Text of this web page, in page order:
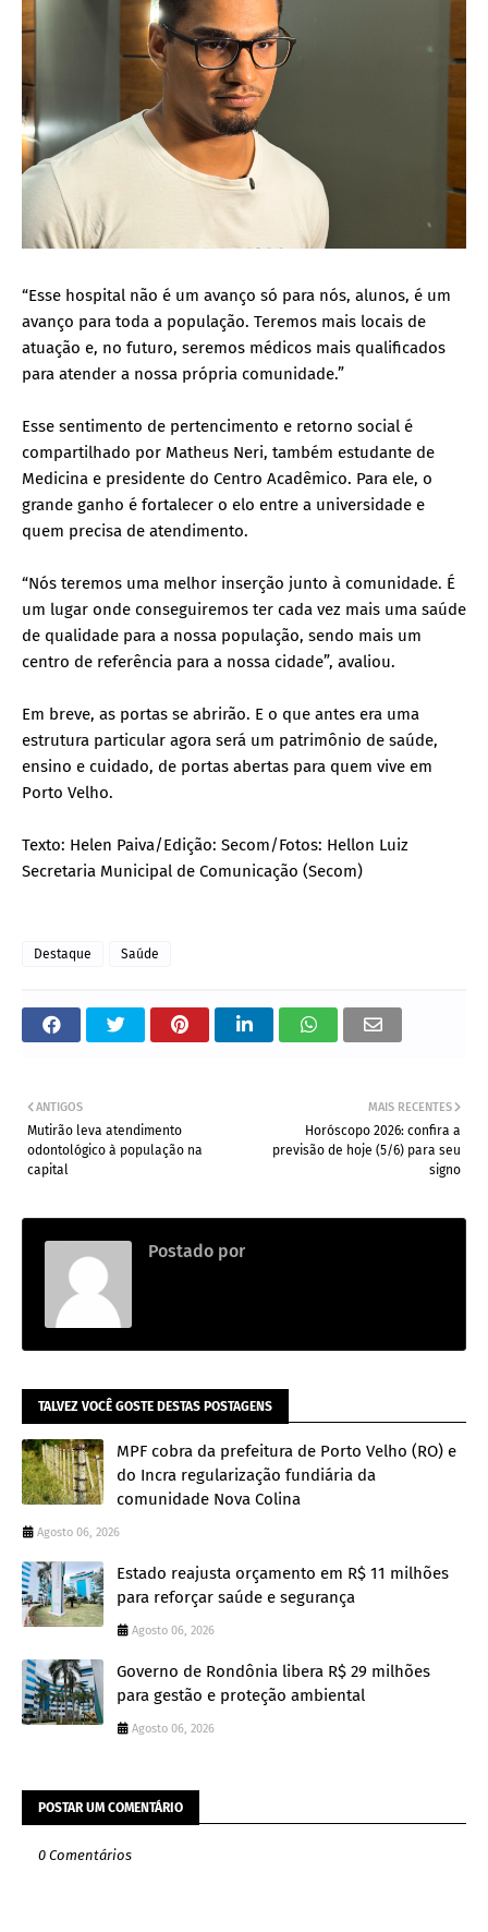
“Esse hospital não é um avanço só para nós, alunos, é um
avanço para toda a população. Teremos mais locais de
atuação e, no futuro, seremos médicos mais qualificados
para atender a nossa própria comunidade.”
Esse sentimento de pertencimento e retorno social é
compartilhado por Matheus Neri, também estudante de
Medicina e presidente do Centro Acadêmico. Para ele, o
grande ganho é fortalecer o elo entre a universidade e
quem precisa de atendimento.
“Nós teremos uma melhor inserção junto à comunidade. É
um lugar onde conseguiremos ter cada vez mais uma saúde
de qualidade para a nossa população, sendo mais um
centro de referência para a nossa cidade”, avaliou.
Em breve, as portas se abrirão. E o que antes era uma
estrutura particular agora será um patrimônio de saúde,
ensino e cuidado, de portas abertas para quem vive em
Porto Velho.
Texto: Helen Paiva/Edição: Secom/Fotos: Hellon Luiz
Secretaria Municipal de Comunicação (Secom)
Destaque Saúde
MAIS RECENTES
Horóscopo 2026: confira a
previsão de hoje (5/6) para seu
signo
ANTIGOS
Mutirão leva atendimento
odontológico à população na
capital
Postado por
TALVEZ VOCÊ GOSTE DESTAS POSTAGENS
MPF cobra da prefeitura de Porto Velho (RO) e
do Incra regularização fundiária da
comunidade Nova Colina
Agosto 06, 2026
Estado reajusta orçamento em R$ 11 milhões
para reforçar saúde e segurança
Agosto 06, 2026
Governo de Rondônia libera R$ 29 milhões
para gestão e proteção ambiental
Agosto 06, 2026
POSTAR UM COMENTÁRIO
0 Comentários